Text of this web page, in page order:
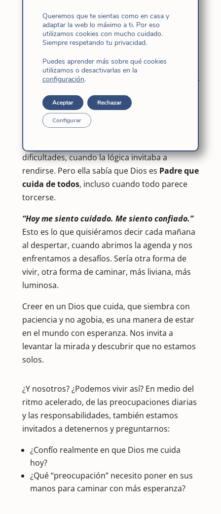
Día 1 del Triduo en preparación a la
fiesta de la Madre Cándida en el Jubileo
“Confiadle todas vuestras preocupaciones,
que Él cuida de vosotros.”
La Madre Cándida repite una y otra vez esta
certeza que brota de su fe:
dificultades, cuando la lógica invitaba a
rendirse. Pero ella sabía que Dios es Padre que
cuida de todos, incluso cuando todo parece
torcerse.
“Hoy me siento cuidado. Me siento confiado.”
Esto es lo que quisiéramos decir cada mañana
al despertar, cuando abrimos la agenda y nos
enfrentamos a desafíos. Sería otra forma de
vivir, otra forma de caminar, más liviana, más
luminosa.
Creer en un Dios que cuida, que siembra con
paciencia y no agobia, es una manera de estar
en el mundo con esperanza. Nos invita a
levantar la mirada y descubrir que no estamos
solos.
¿Y nosotros? ¿Podemos vivir así? En medio del
ritmo acelerado, de las preocupaciones diarias
y las responsabilidades, también estamos
invitados a detenernos y preguntarnos:
¿Confío realmente en que Dios me cuida
hoy?
¿Qué “preocupación” necesito poner en sus
manos para caminar con más esperanza?
Queremos que te sientas como en casa y
adaptar la web lo máximo a ti. Por eso
utilizamos cookies con mucho cuidado.
Siempre respetando tu privacidad.
Puedes aprender más sobre qué cookies
utilizamos o desactivarlas en la
configuración.
Aceptar Rechazar
Configurar